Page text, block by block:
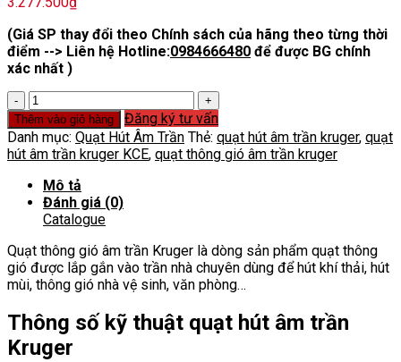
(Giá SP thay đổi theo Chính sách của hãng theo từng thời
điểm --> Liên hệ Hotline:0984666480 để được BG chính
xác nhất )
Quạt
thông
gió
âm
trần
Kruger
số
lượng
Thêm vào giỏ hàng
Đăng ký tư vấn
Danh mục: Quạt Hút Âm Trần Thẻ: quạt hút âm trần kruger, quạt
hút âm trần kruger KCE, quạt thông gió âm trần kruger
Mô tả
Đánh giá (0)
Catalogue
Quạt thông gió âm trần Kruger là dòng sản phẩm quạt thông
gió được lắp gắn vào trần nhà chuyên dùng để hút khí thải, hút
mùi, thông gió nhà vệ sinh, văn phòng…
Thông số kỹ thuật quạt hút âm trần
Kruger